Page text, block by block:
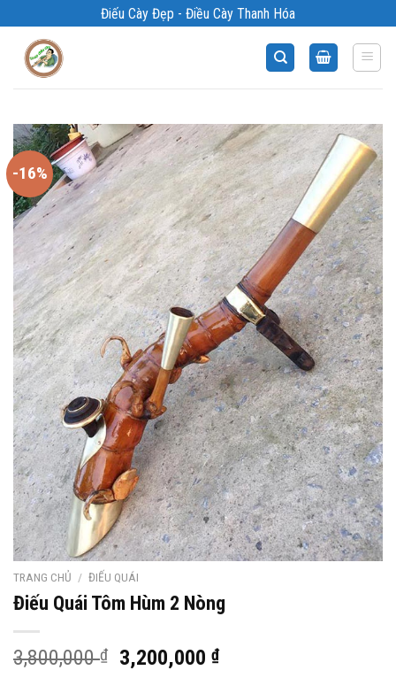
qua
Điếu Cày Đẹp - Điều Cày Thanh Hóa
-16%
TRANG CHỦ / ĐIẾU QUÁI
Điếu Quái Tôm Hùm 2 Nòng
3,800,000₫
Giá
3,200,000₫Giá